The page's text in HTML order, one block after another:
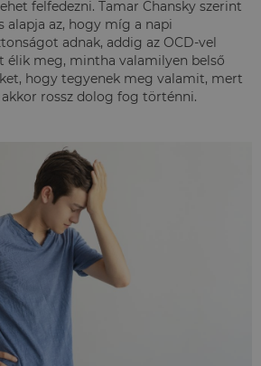
felfedezni. Tamar Chansky szerint
alapja az, hogy míg a napi
adnak, addig az OCD-vel
élik meg, mintha valamilyen belső
hogy tegyenek meg valamit, mert
rossz dolog fog történni.